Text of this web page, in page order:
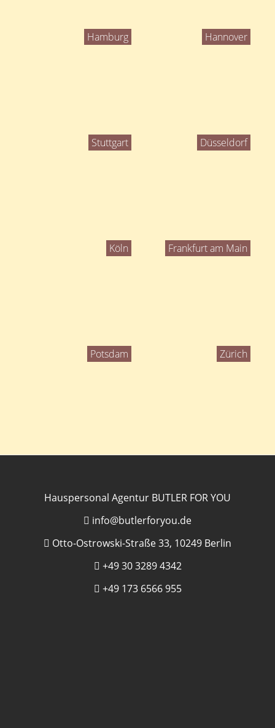
Hamburg Hannover
Stuttgart Düsseldorf
Köln Frankfurt am Main
Potsdam Zürich
Hauspersonal Agentur BUTLER FOR YOU
info@butlerforyou.de
Otto-Ostrowski-Straße 33, 10249 Berlin
+49 30 3289 4342
+49 173 6566 955